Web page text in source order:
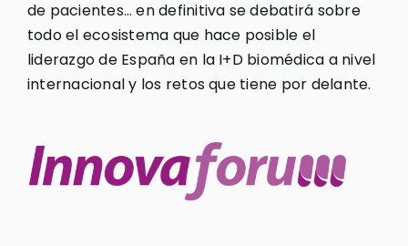
de pacientes… en definitiva se debatirá sobre
todo el ecosistema que hace posible el
liderazgo de España en la I+D biomédica a nivel
internacional y los retos que tiene por delante.